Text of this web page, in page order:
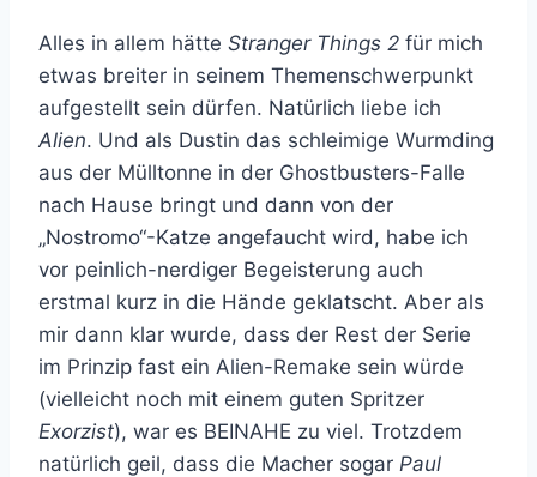
Alles in allem hätte Stranger Things 2 für mich
etwas breiter in seinem Themenschwerpunkt
aufgestellt sein dürfen. Natürlich liebe ich
Alien. Und als Dustin das schleimige Wurmding
aus der Mülltonne in der Ghostbusters-Falle
nach Hause bringt und dann von der
„Nostromo“-Katze angefaucht wird, habe ich
vor peinlich-nerdiger Begeisterung auch
erstmal kurz in die Hände geklatscht. Aber als
mir dann klar wurde, dass der Rest der Serie
im Prinzip fast ein Alien-Remake sein würde
(vielleicht noch mit einem guten Spritzer
Exorzist), war es BEINAHE zu viel. Trotzdem
natürlich geil, dass die Macher sogar Paul